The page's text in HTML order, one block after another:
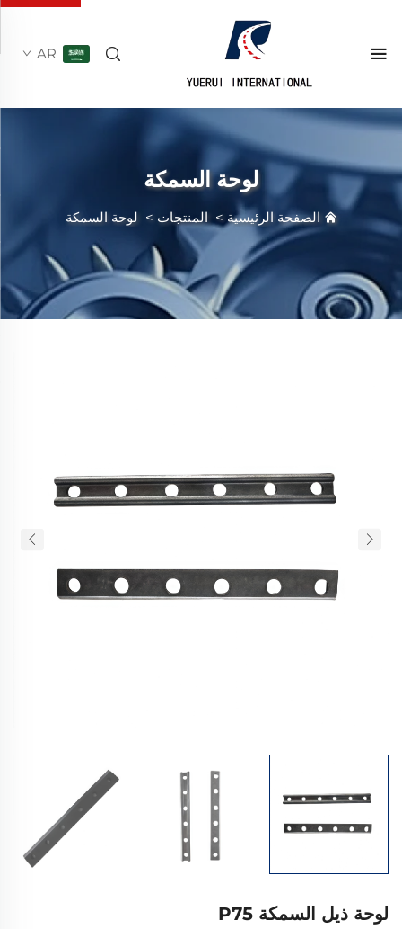
AR
لوحة السمكة
الصفحة الرئيسية > المنتجات > لوحة السمكة
لوحة ذيل السمكة P75